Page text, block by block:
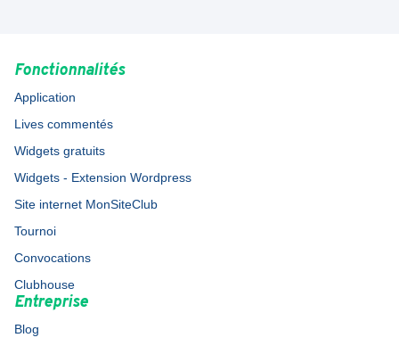
Fonctionnalités
Application
Lives commentés
Widgets gratuits
Widgets - Extension Wordpress
Site internet MonSiteClub
Tournoi
Convocations
Clubhouse
Entreprise
Blog